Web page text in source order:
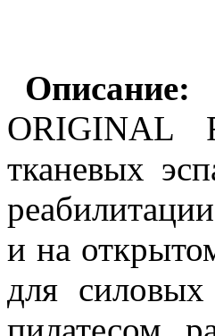
Описание:
ORIGINAL
тканевых
и на
для